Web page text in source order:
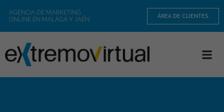
AGENCIA DE MARKETING
ONLINE EN MÁLAGA Y JAÉN
ÁREA DE CLIENTES